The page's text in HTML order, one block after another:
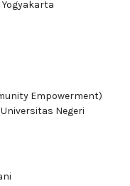
Empowerment)
Negeri